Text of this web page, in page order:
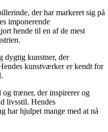
der har markeret sig på
imponerende
hende til en af de mest
dygtig kunstner, der
kunstværker er kendt for
og træner, der inspirerer og
livsstil. Hendes
har hjulpet mange med at nå